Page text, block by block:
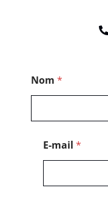
Nom *
E-mail *